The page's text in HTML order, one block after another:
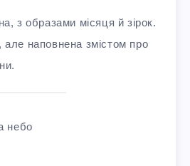
з образами місяця й зірок.
наповнена змістом про
небо